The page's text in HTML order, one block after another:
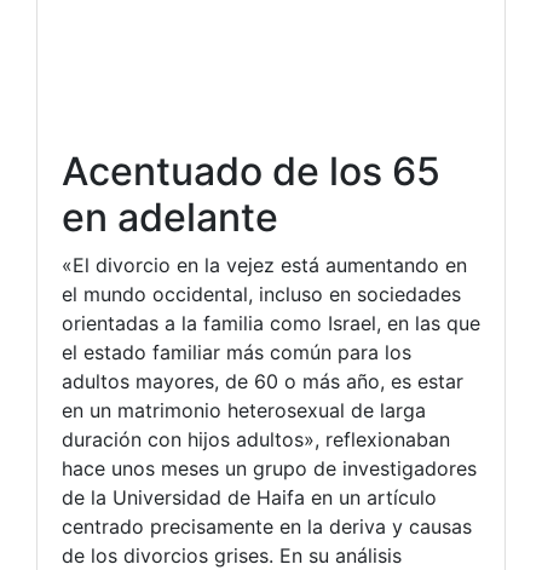
Acentuado de los 65
en adelante
«El divorcio en la vejez está aumentando en
el mundo occidental, incluso en sociedades
orientadas a la familia como Israel, en las que
el estado familiar más común para los
adultos mayores, de 60 o más año, es estar
en un matrimonio heterosexual de larga
duración con hijos adultos», reflexionaban
hace unos meses un grupo de investigadores
de la Universidad de Haifa en un artículo
centrado precisamente en la deriva y causas
de los divorcios grises. En su análisis